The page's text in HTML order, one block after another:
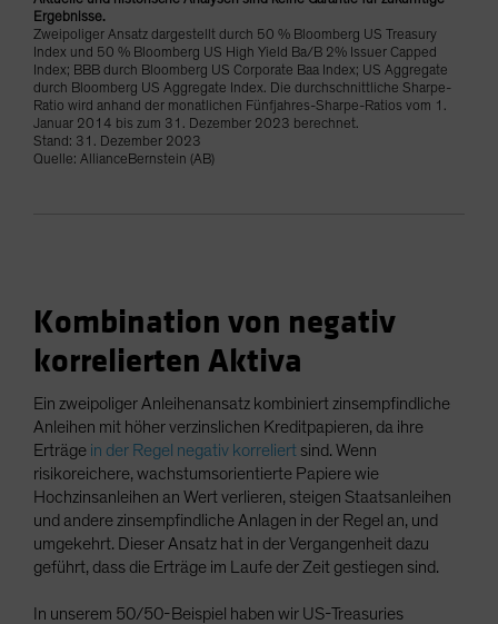
Ergebnisse.
Zweipoliger Ansatz dargestellt durch 50 % Bloomberg US Treasury
Index und 50 % Bloomberg US High Yield Ba/B 2% Issuer Capped
Index; BBB durch Bloomberg US Corporate Baa Index; US Aggregate
durch Bloomberg US Aggregate Index. Die durchschnittliche Sharpe-
Ratio wird anhand der monatlichen Fünfjahres-Sharpe-Ratios vom 1.
Januar 2014 bis zum 31. Dezember 2023 berechnet.
Stand: 31. Dezember 2023
Quelle: AllianceBernstein (AB)
Kombination von negativ
korrelierten Aktiva
Ein zweipoliger Anleihenansatz kombiniert zinsempfindliche
Anleihen mit höher verzinslichen Kreditpapieren, da ihre
Erträge in der Regel negativ korreliert sind. Wenn
risikoreichere, wachstumsorientierte Papiere wie
Hochzinsanleihen an Wert verlieren, steigen Staatsanleihen
und andere zinsempfindliche Anlagen in der Regel an, und
umgekehrt. Dieser Ansatz hat in der Vergangenheit dazu
geführt, dass die Erträge im Laufe der Zeit gestiegen sind.
In unserem 50/50-Beispiel haben wir US-Treasuries